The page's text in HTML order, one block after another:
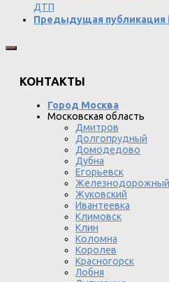
ДТП
Предыдущая публикация
КОНТАКТЫ
Город Москва
Московская область
Дмитров
Долгопрудный
Домодедово
Дубна
Егорьевск
Железнодорожный
Жуковский
Ивантеевка
Климовск
Клин
Коломна
Королев
Красногорск
Лобня